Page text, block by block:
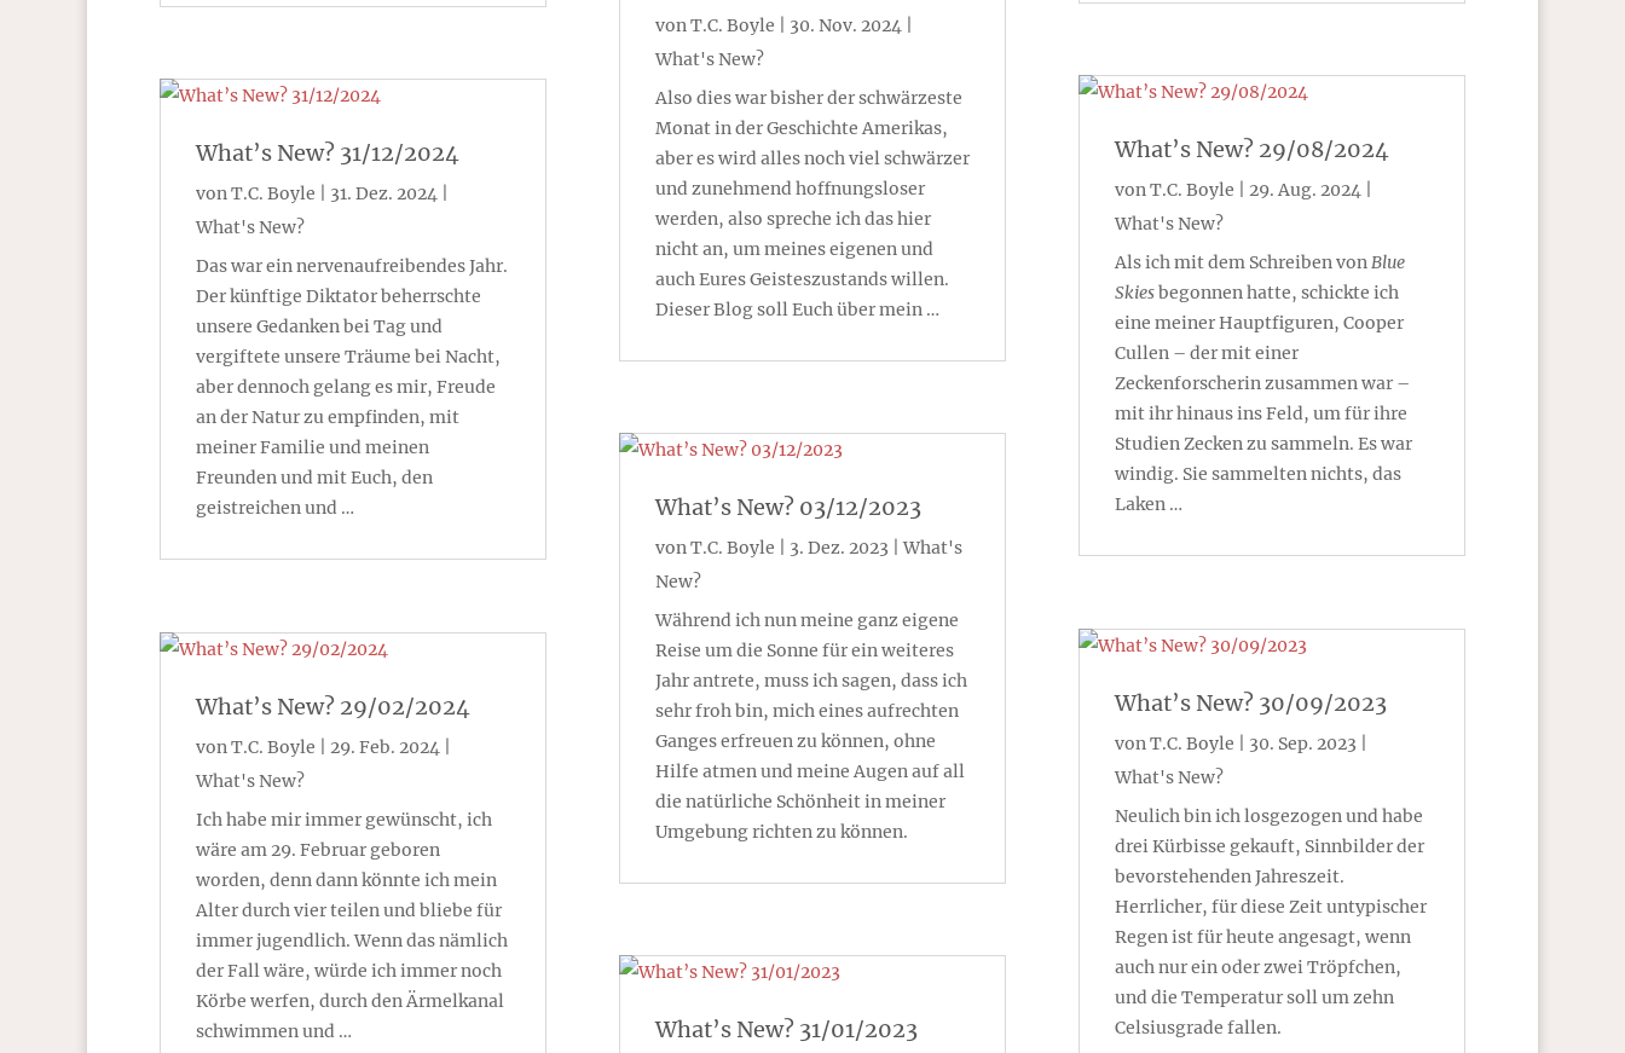
What’s New? 31/12/2024
vonT.C. Boyle 31. Dez. 2024
What's New?
Das war ein nervenaufreibendes Jahr.
Der künftige Diktator beherrschte
unsere Gedanken bei Tag und
vergiftete unsere Träume bei Nacht,
aber dennoch gelang es mir, Freude
an der Natur zu empfinden, mit
meiner Familie und meinen
Freunden und mit Euch, den
geistreichen und …
What’s New? 29/02/2024
vonT.C. Boyle 29. Feb. 2024
What's New?
Ich habe mir immer gewünscht, ich
wäre am 29. Februar geboren
worden, denn dann könnte ich mein
Alter durch vier teilen und bliebe für
immer jugendlich. Wenn das nämlich
der Fall wäre, würde ich immer noch
Körbe werfen, durch den Ärmelkanal
schwimmen und …
von T.C. Boyle 30. Nov. 2024
What's New?
Also dies war bisher der schwärzeste
Monat in der Geschichte Amerikas,
aber es wird alles noch viel schwärzer
und zunehmend hoffnungsloser
werden, also spreche ich das hier
nicht an, um meines eigenen und
auch Eures Geisteszustands willen.
Dieser Blog soll Euch über mein …
What’s New? 03/12/2023
vonT.C. Boyle 3. Dez. 2023 |What's
New?
Während ich nun meine ganz eigene
Reise um die Sonne für ein weiteres
Jahr antrete, muss ich sagen, dass ich
sehr froh bin, mich eines aufrechten
Ganges erfreuen zu können, ohne
Hilfe atmen und meine Augen auf all
die natürliche Schönheit in meiner
Umgebung richten zu können.
What’s New? 31/01/2023
What’s New? 29/08/2024
vonT.C. Boyle 29. Aug. 2024|
What's New?
Als ich mit dem Schreiben vonBlue
Skiesbegonnen hatte, schickte ich
eine meiner Hauptfiguren, Cooper
Cullen – der mit einer
Zeckenforscherin zusammen war –
mit ihr hinaus ins Feld, um für ihre
Studien Zecken zu sammeln. Es war
windig. Sie sammelten nichts, das
Laken …
What’s New? 30/09/2023
vonT.C. Boyle 30. Sep. 2023
What's New?
Neulich bin ich losgezogen und habe
drei Kürbisse gekauft, Sinnbilder der
bevorstehenden Jahreszeit.
Herrlicher, für diese Zeit untypischer
Regen ist für heute angesagt, wenn
auch nur ein oder zwei Tröpfchen,
und die Temperatur soll um zehn
Celsiusgrade fallen.